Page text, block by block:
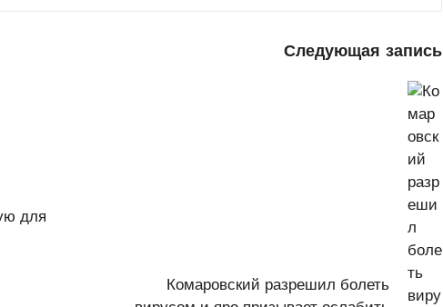
для
Следующая запись
Комаровский разрешил болеть